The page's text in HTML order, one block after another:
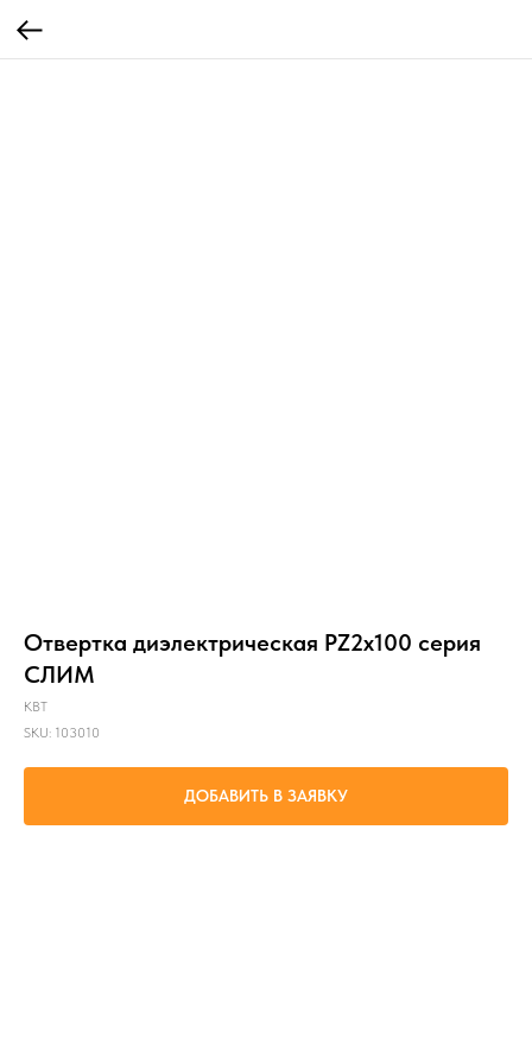
Отвертка диэлектрическая PZ2x100 серия
СЛИМ
КВТ
SKU: 103010
ДОБАВИТЬ В ЗАЯВКУ